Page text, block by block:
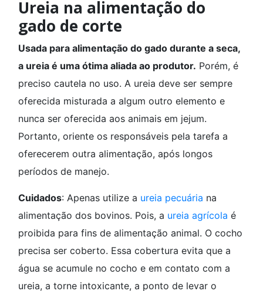
Ureia na alimentação do
gado de corte
Usada para alimentação do gado durante a seca,
a ureia é uma ótima aliada ao produtor. Porém, é
preciso cautela no uso. A ureia deve ser sempre
oferecida misturada a algum outro elemento e
nunca ser oferecida aos animais em jejum.
Portanto, oriente os responsáveis pela tarefa a
oferecerem outra alimentação, após longos
períodos de manejo.
Cuidados: Apenas utilize a ureia pecuária na
alimentação dos bovinos. Pois, a ureia agrícola é
proibida para fins de alimentação animal. O cocho
precisa ser coberto. Essa cobertura evita que a
água se acumule no cocho e em contato com a
ureia, a torne intoxicante, a ponto de levar o